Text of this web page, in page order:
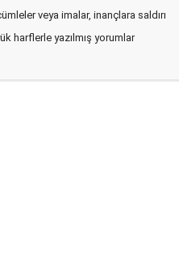
veya imalar, inançlara saldırı
harflerle yazılmış yorumlar